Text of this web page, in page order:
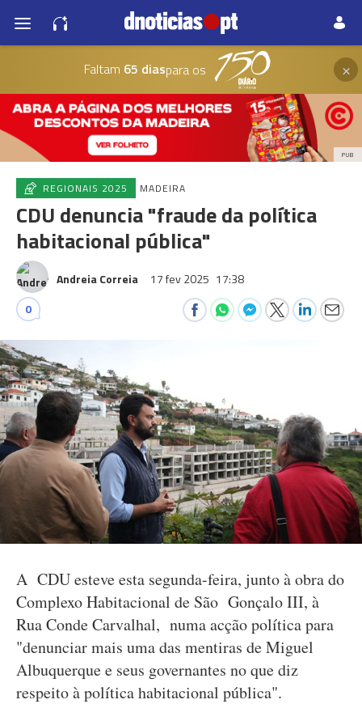
Faltam 65 diaspara os ×
PUB
REGIONAIS 2025 MADEIRA
CDU denuncia "fraude da política
habitacional pública"
Andreia Correia 17 fev 2025 17:38
0
A CDU esteve esta segunda-feira, junto à obra do
Complexo Habitacional de São Gonçalo III, à
Rua Conde Carvalhal, numa acção política para
"denunciar mais uma das mentiras de Miguel
Albuquerque e seus governantes no que diz
respeito à política habitacional pública".